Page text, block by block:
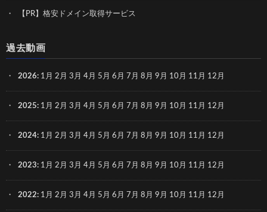
【PR】格安ドメイン取得サービス
過去動画
2026: 1月 2月 3月 4月 5月 6月 7月 8月 9月 10月 11月 12月
2025: 1月 2月 3月 4月 5月 6月 7月 8月 9月 10月 11月 12月
2024: 1月 2月 3月 4月 5月 6月 7月 8月 9月 10月 11月 12月
2023: 1月 2月 3月 4月 5月 6月 7月 8月 9月 10月 11月 12月
2022: 1月 2月 3月 4月 5月 6月 7月 8月 9月 10月 11月 12月